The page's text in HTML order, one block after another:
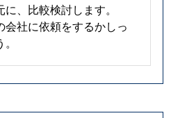
、比較検討します。
社に依頼をするかしっ